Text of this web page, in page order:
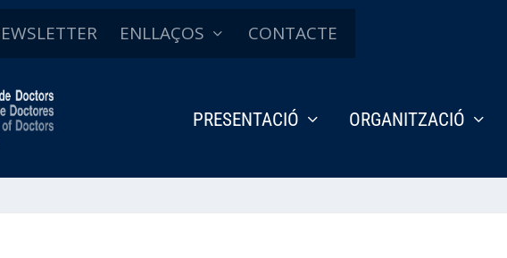
ENLLAÇOS CONTACTE
PRESENTACIÓ ORGANITZACIÓ